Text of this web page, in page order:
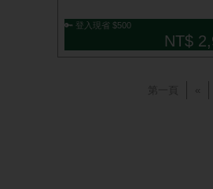
🔑 登入現省 $500
NT$